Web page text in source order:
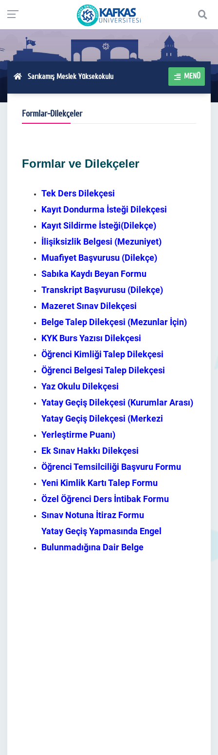
Sarıkamış Meslek Yüksekokulu MENÜ
Formlar-Dilekçeler
Formlar ve Dilekçeler
Tek Ders Dilekçesi
Kayıt Dondurma İsteği Dilekçesi
Kayıt Sildirme İsteği(Dilekçe)
İlişiksizlik Belgesi (Mezuniyet)
Muafiyet Başvurusu (Dilekçe)
Sabıka Kaydı Beyan Formu
Transkript Başvurusu (Dilekçe)
Mazeret Sınav Dilekçesi
Belge Talep Dilekçesi (Mezunlar İçin)
KYK Burs Yazısı Dilekçesi
Öğrenci Kimliği Talep Dilekçesi
Öğrenci Belgesi Talep Dilekçesi
Yaz Okulu Dilekçesi
Yatay Geçiş Dilekçesi (Kurumlar Arası)
Yatay Geçiş Dilekçesi (Merkezi
Yerleştirme Puanı)
Ek Sınav Hakkı Dilekçesi
Öğrenci Temsilciliği Başvuru Formu
Yeni Kimlik Kartı Talep Formu
Özel Öğrenci Ders İntibak Formu
Sınav Notuna İtiraz Formu
Yatay Geçiş Yapmasında Engel
Bulunmadığına Dair Belge